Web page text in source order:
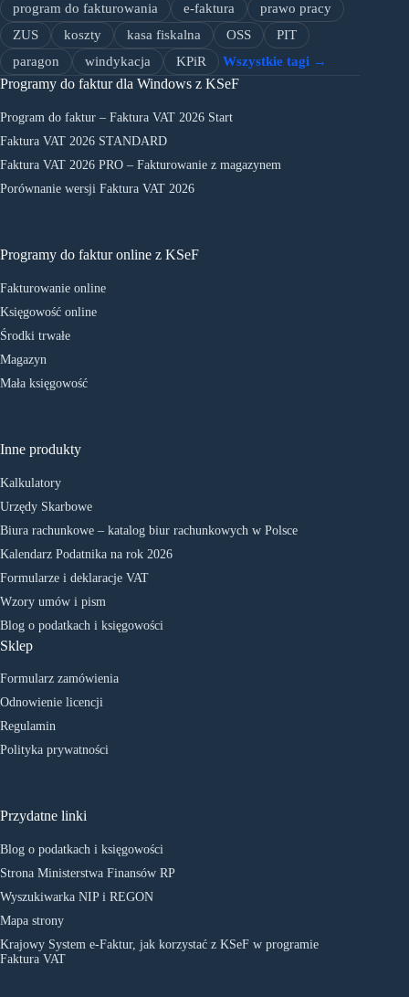
program do fakturowania
e-faktura
prawo pracy
ZUS
koszty kasa fiskalna OSS
PIT
paragon
windykacja KPiR Wszystkie tagi →
Programy do faktur dla Windows z KSeF
Program do faktur – Faktura VAT 2026 Start
Faktura VAT 2026 STANDARD
Faktura VAT 2026 PRO – Fakturowanie z magazynem
Porównanie wersji Faktura VAT 2026
Programy do faktur online z KSeF
Fakturowanie online
Księgowość online
Środki trwałe
Magazyn
Mała księgowość
Inne produkty
Kalkulatory
Urzędy Skarbowe
Biura rachunkowe – katalog biur rachunkowych w Polsce
Kalendarz Podatnika na rok 2026
Formularze i deklaracje VAT
Wzory umów i pism
Blog o podatkach i księgowości
Sklep
Formularz zamówienia
Odnowienie licencji
Regulamin
Polityka prywatności
Przydatne linki
Blog o podatkach i księgowości
Strona Ministerstwa Finansów RP
Wyszukiwarka NIP i REGON
Mapa strony
Krajowy System e-Faktur, jak korzystać z KSeF w programie
Faktura VAT